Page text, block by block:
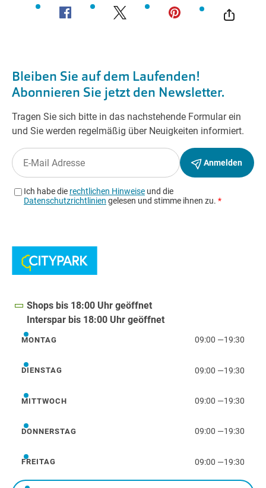
Shops bis 18:00 Uhr geöffnet
Interspar bis 18:00 Uhr geöffnet
Montag
MONTAG 09:00 —19:30
Dienstag
DIENSTAG 09:00 —19:30
Mittwoch
MITTWOCH 09:00 —19:30
Donnerstag
DONNERSTAG 09:00 —19:30
Freitag
FREITAG 09:00 —19:30